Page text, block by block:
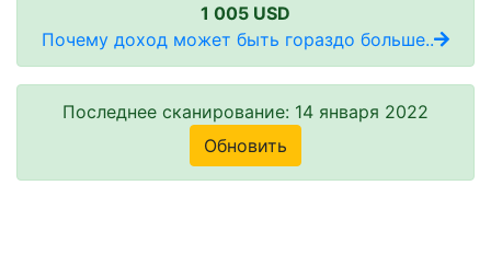
1 005 USD
Почему доход может быть гораздо больше..
Последнее сканирование: 14 января 2022
Обновить